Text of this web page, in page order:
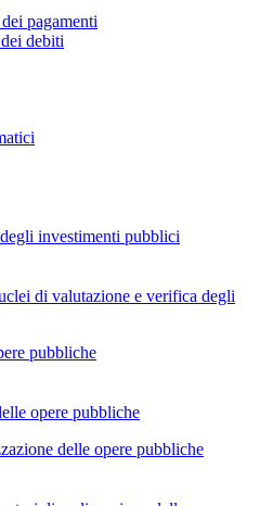
pagamenti
debiti
investimenti pubblici
di valutazione e verifica degli
pubbliche
opere pubbliche
delle opere pubbliche